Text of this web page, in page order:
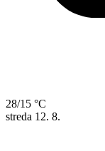
28/15 °C
streda 12. 8.